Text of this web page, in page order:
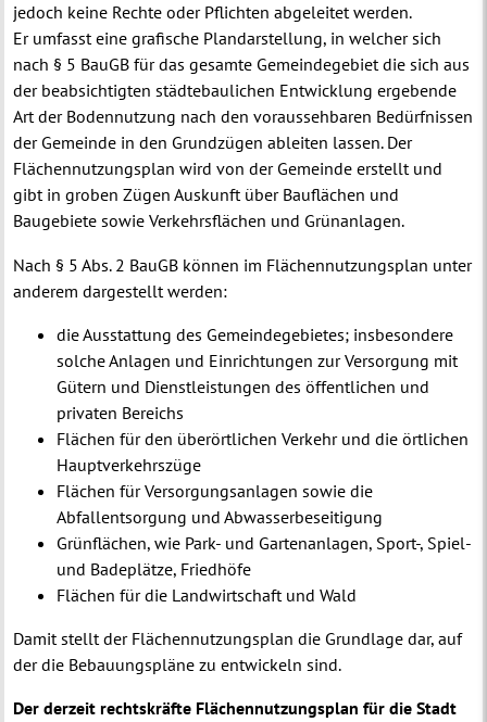
jedoch keine Rechte oder Pflichten abgeleitet werden.
Er umfasst eine grafische Plandarstellung, in welcher sich
nach § 5 BauGB für das gesamte Gemeindegebiet die sich aus
der beabsichtigten städtebaulichen Entwicklung ergebende
Art der Bodennutzung nach den voraussehbaren Bedürfnissen
der Gemeinde in den Grundzügen ableiten lassen. Der
Flächennutzungsplan wird von der Gemeinde erstellt und
gibt in groben Zügen Auskunft über Bauflächen und
Baugebiete sowie Verkehrsflächen und Grünanlagen.
Nach § 5 Abs. 2 BauGB können im Flächennutzungsplan unter
anderem dargestellt werden:
die Ausstattung des Gemeindegebietes; insbesondere
solche Anlagen und Einrichtungen zur Versorgung mit
Gütern und Dienstleistungen des öffentlichen und
privaten Bereichs
Flächen für den überörtlichen Verkehr und die örtlichen
Hauptverkehrszüge
Flächen für Versorgungsanlagen sowie die
Abfallentsorgung und Abwasserbeseitigung
Grünflächen, wie Park- und Gartenanlagen, Sport-, Spiel-
und Badeplätze, Friedhöfe
Flächen für die Landwirtschaft und Wald
Damit stellt der Flächennutzungsplan die Grundlage dar, auf
der die Bebauungspläne zu entwickeln sind.
Der derzeit rechtskräfte Flächennutzungsplan für die Stadt